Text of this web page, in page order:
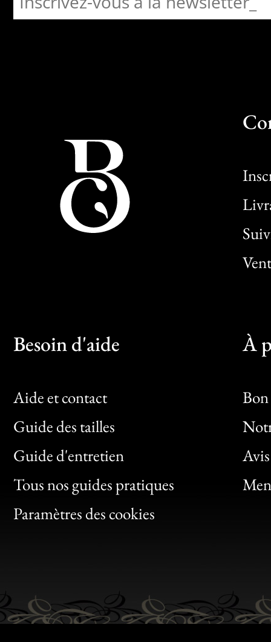
Besoin d'aide
Aide et contact
Guide des tailles
Guide d'entretien
Tous nos guides pratiques
Paramètres des cookies
À
Bon
Clic